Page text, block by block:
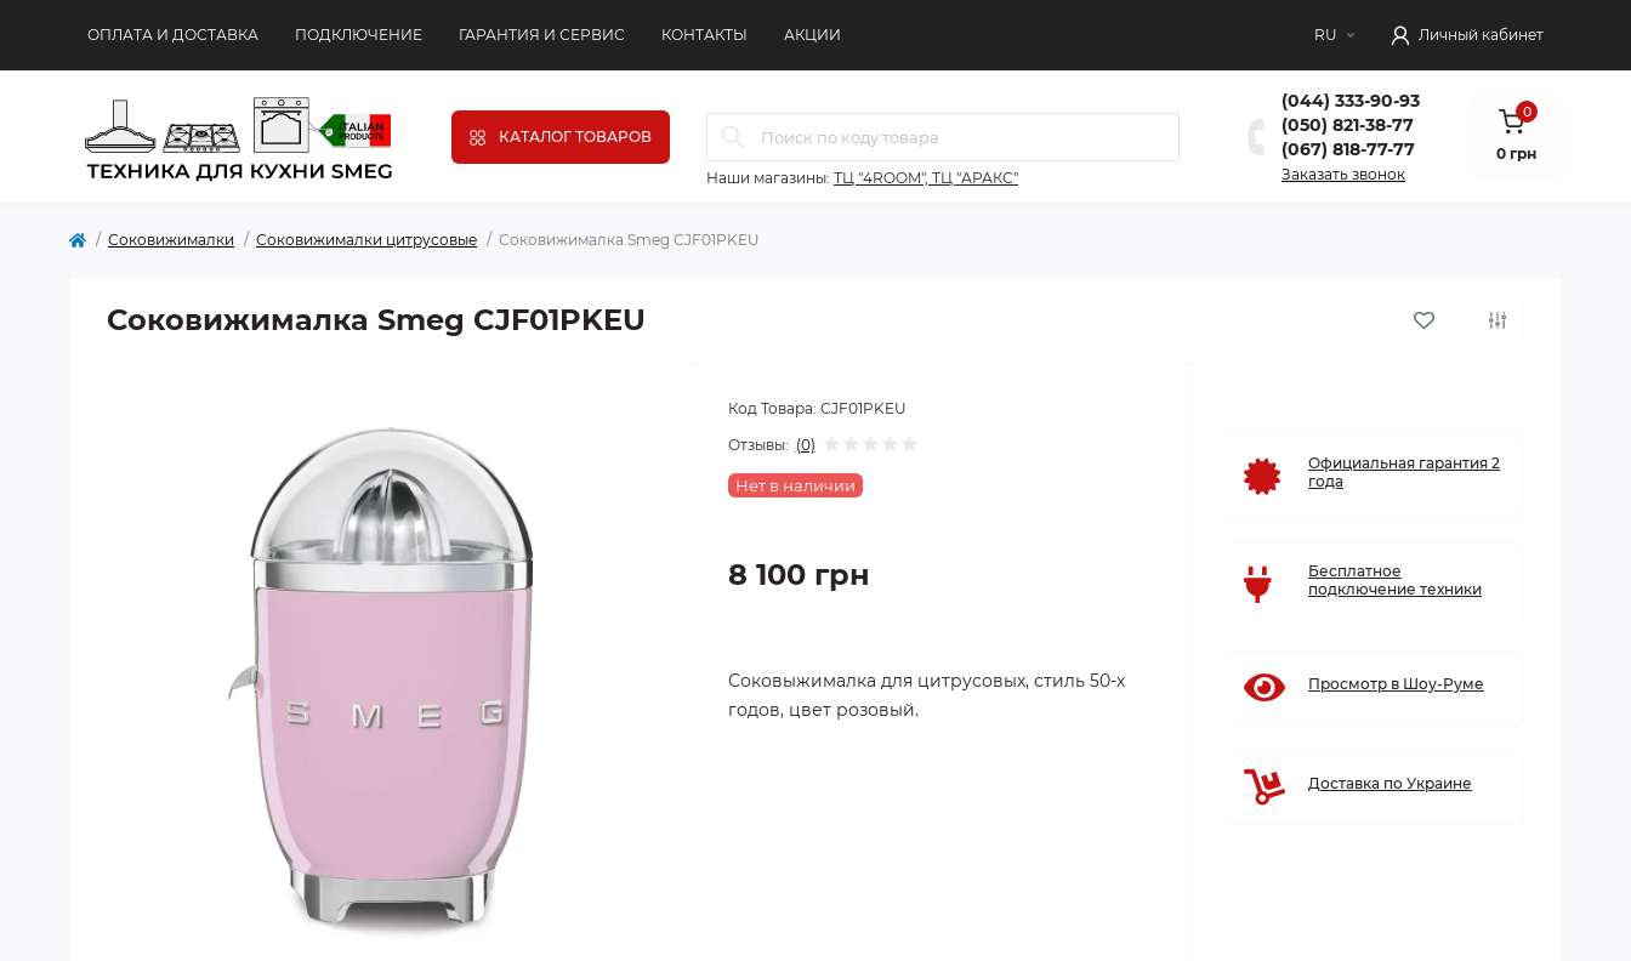
ОПЛАТА И ДОСТАВКА ПОДКЛЮЧЕНИЕ ГАРАНТИЯ И СЕРВИС КОНТАКТЫ АКЦИИ RU Личный кабинет
КАТАЛОГ ТОВАРОВ
Наши магазины: ТЦ "4ROOM", ТЦ "АРАКС"
(044) 333-90-93
(050) 821-38-77
(067) 818-77-77
Заказать звонок
0
0 грн
Соковижималки Соковижималки цитрусовые Соковижималка Smeg CJF01PKEU
Соковижималка Smeg CJF01PKEU
Код Товара: CJF01PKEU
Отзывы: (0)
Нет в наличии
8 100 грн
Соковыжималка для цитрусовых, стиль 50-х
годов, цвет розовый.
Официальная гарантия 2
года
Бесплатное
подключение техники
Просмотр в Шоу-Руме
Доставка по Украине